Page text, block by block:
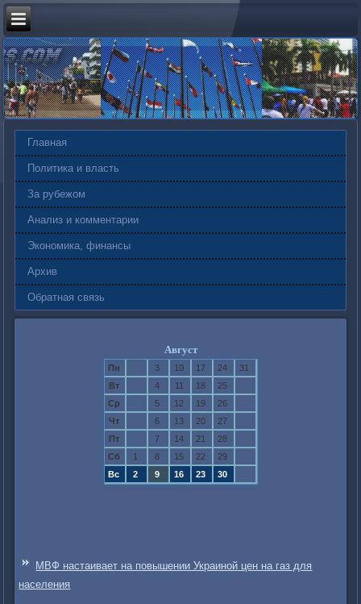
Главная
Политика и власть
За рубежом
Анализ и комментарии
Экономика, финансы
Архив
Обратная связь
Август
Пн 3 10 17 24
31
Вт
4 11 18
25
Ср
5 12 19
26
Чт
6 13 20
27
Пт
7 14 21
28
Сб
1 8 15 22
29
Вс
2 9 16 23 30
МВФ настаивает на повышении Украиной цен на газ для
населения